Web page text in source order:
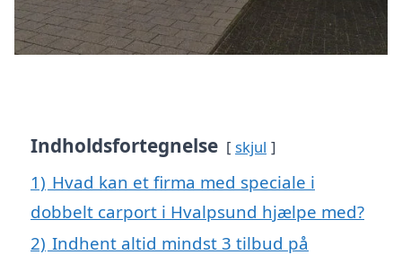
Indholdsfortegnelse skjul
1) Hvad kan et firma med speciale i
dobbelt carport i Hvalpsund hjælpe med?
2) Indhent altid mindst 3 tilbud på